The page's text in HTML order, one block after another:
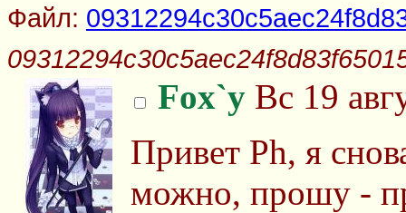
Файл:
Fox`y Вс 19
Привет Ph, я
можно, прошу -